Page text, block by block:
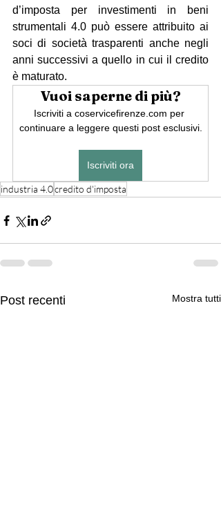
d’imposta per investimenti in beni
strumentali 4.0 può essere attribuito ai
soci di società trasparenti anche negli
anni successivi a quello in cui il credito
è maturato.
Vuoi saperne di più?
Iscriviti a coservicefirenze.com per
continuare a leggere questi post esclusivi.
Iscriviti ora
industria 4.0credito d'imposta
Post recenti Mostra tutti